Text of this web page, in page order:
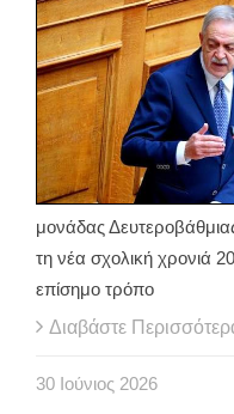
μονάδας
τη νέα σχολική χρονιά
επίσημο τρόπο
Διαβάστε
30 Ιούνιος 2026